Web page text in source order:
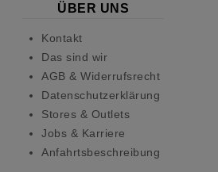
ÜBER UNS
Kontakt
Das sind wir
AGB & Widerrufsrecht
Datenschutzerklärung
Stores & Outlets
Jobs & Karriere
Anfahrtsbeschreibung